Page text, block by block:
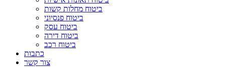
ביטוח מחלות קשות
ביטוח פנסיוני
ביטוח עסק
ביטוח דירה
ביטוח רכב
כתבות
צור קשר